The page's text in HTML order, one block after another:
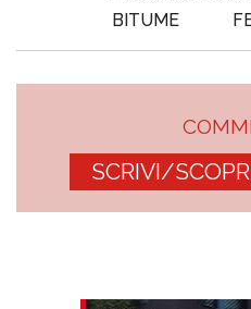
BITUME
SCRIVI/